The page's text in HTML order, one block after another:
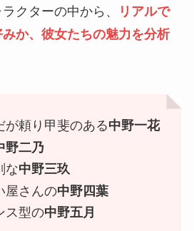
クターの中から、
リアルで
か、彼女たちの魅力を分析
が頼り甲斐のある中野一花
野二乃
な中野三玖
屋さんの中野四葉
ス型の中野五月